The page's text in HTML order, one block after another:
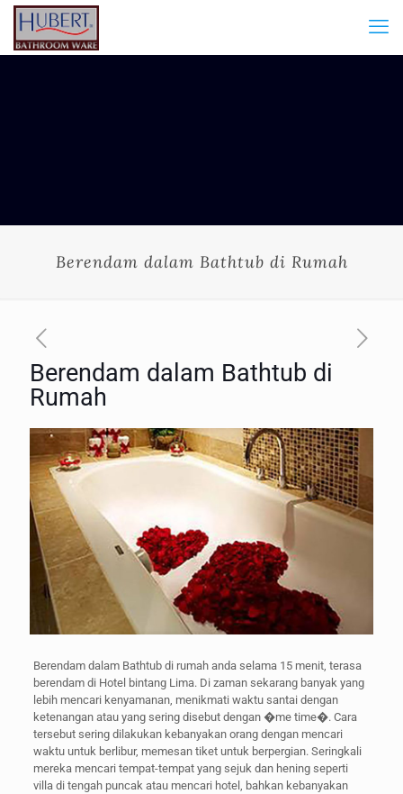
Berendam dalam Bathtub di Rumah
Berendam dalam Bathtub di
Rumah
Berendam dalam Bathtub di rumah anda selama 15 menit, terasa
berendam di Hotel bintang Lima. Di zaman sekarang banyak yang
lebih mencari kenyamanan, menikmati waktu santai dengan
ketenangan atau yang sering disebut dengan �me time�. Cara
tersebut sering dilakukan kebanyakan orang dengan mencari
waktu untuk berlibur, memesan tiket untuk berpergian. Seringkali
mereka mencari tempat-tempat yang sejuk dan hening seperti
villa di tengah puncak atau mencari hotel, bahkan kebanyakan